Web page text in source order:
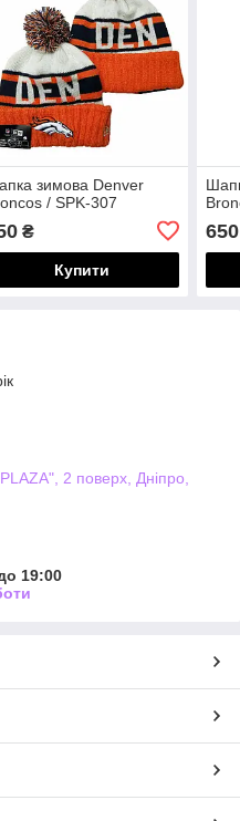
зимова Denver
/ SPK-307
₴
Купити
650
2 поверх, Дніпро,
19:00